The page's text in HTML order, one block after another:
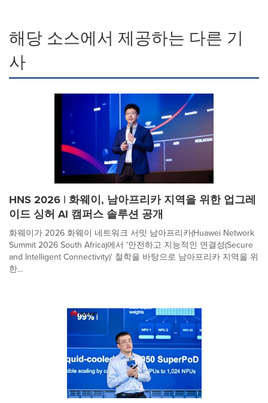
해당 소스에서 제공하는 다른 기
사
HNS 2026 | 화웨이, 남아프리카 지역을 위한 업그레
이드 싱허 AI 캠퍼스 솔루션 공개
화웨이가 2026 화웨이 네트워크 서밋 남아프리카(Huawei Network
Summit 2026 South Africa)에서 '안전하고 지능적인 연결성(Secure
and Intelligent Connectivity)' 철학을 바탕으로 남아프리카 지역을 위
한...